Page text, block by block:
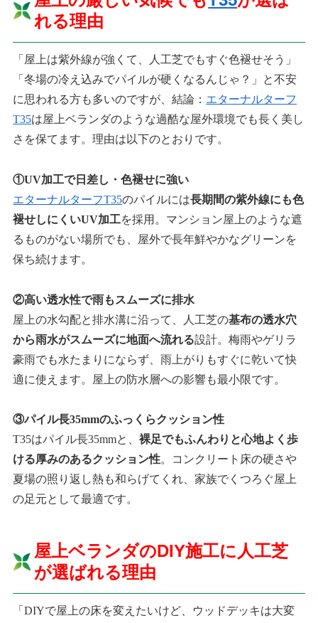
れる理由
「屋上は紫外線が強くて、人工芝でもすぐ色褪せそう」
「冬場の冷え込みでパイルが硬くなるんじゃ？」と不安
に思われる方も多いのですが、結論： エターナルターフ
T35は屋上ベランダのような過酷な屋外環境でも長く美し
さを保てます。理由は以下のとおりです。
①UV加工で日差し・色褪せに強い
エターナルターフT35のパイルには長期間の紫外線にも色
褪せしにくいUV加工を採用。マンション屋上のような遮
るものがない場所でも、屋外で長年鮮やかなグリーンを
保ち続けます。
②高い透水性で雨もスムーズに排水
屋上の水勾配と排水溝に沿って、人工芝の基布の透水穴
から雨水がスムーズに地面へ流れる設計。梅雨やゲリラ
豪雨でも水たまりにならず、雨上がりもすぐに乾いて快
適に使えます。屋上の防水層への影響も最小限です。
③パイル長35mmのふっくらクッション性
T35はパイル長35mmと、裸足でもふんわりと心地よく歩
ける厚みのあるクッション性。コンクリート床の硬さや
夏場の照り返し熱も和らげてくれ、家族でくつろぐ屋上
の足元として最適です。
屋上ベランダのDIY施工に人工芝
が選ばれる理由
「DIYで屋上の床を変えたいけど、ウッドデッキは大変